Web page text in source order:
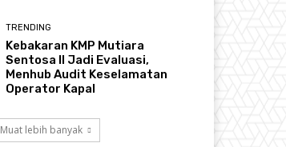
TRENDING
Kebakaran KMP Mutiara
Sentosa II Jadi Evaluasi,
Menhub Audit Keselamatan
Operator Kapal
Muat lebih banyak